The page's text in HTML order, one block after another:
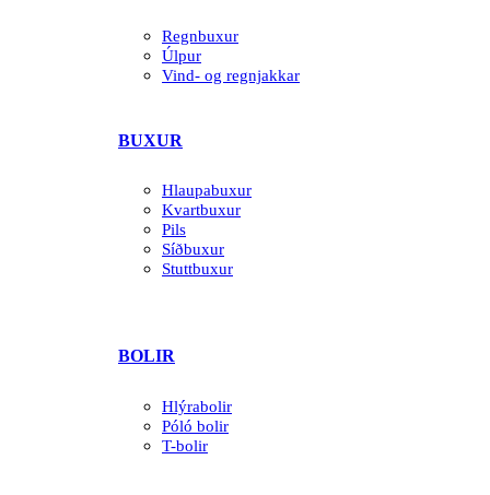
Regnbuxur
Úlpur
Vind- og regnjakkar
BUXUR
Hlaupabuxur
Kvartbuxur
Pils
Síðbuxur
Stuttbuxur
BOLIR
Hlýrabolir
Póló bolir
T-bolir